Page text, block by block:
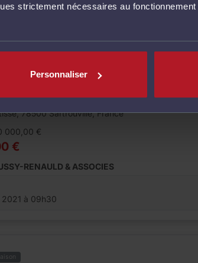
strictement nécessaires au fonctionnement
Personnaliser
TROIS PIÈCES PRINCIPALES +
78500 Sartrouville, France
000,00 €
€
RENAULD & ASSOCIES
2021 à 09h30